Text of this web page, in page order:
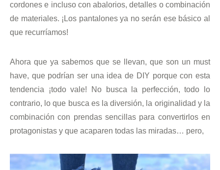
cordones e incluso con abalorios, detalles o combinación
de materiales. ¡Los pantalones ya no serán ese básico al
que recurríamos!
Ahora que ya sabemos que se llevan, que son un must
have, que podrían ser una idea de DIY porque con esta
tendencia ¡todo vale! No busca la perfección, todo lo
contrario, lo que busca es la diversión, la originalidad y la
combinación con prendas sencillas para convertirlos en
protagonistas y que acaparen todas las miradas… pero,